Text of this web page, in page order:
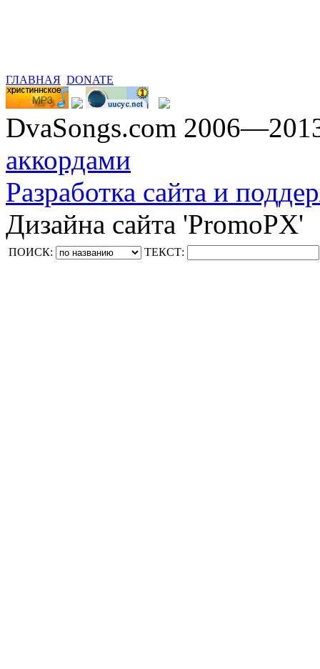
ГЛАВНАЯ DONATE
DvaSongs.com
аккордами
Разработка сайта и
Дизайна сайта 'PromoPX'
ПОИСК: ТЕКСТ: